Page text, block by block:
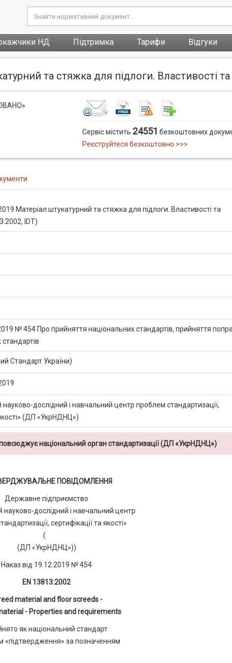
НД Підтримка Тарифи Відгуки
та стяжка для підлоги. Властивості
Сервіс містить 24551 безкоштовних
Реєструйтеся безкоштовно >>>
Матеріал штукатурний та стяжка для підлоги. Властивості та
IDT)
№ 454 Про прийняття національних стандартів, прийняття
Стандарт України)
дослідний і навчальний центр проблем стандартизації,
(ДП «УкрНДНЦ»)
національний орган стандартизації (ДП «УкрНДНЦ»)
ПОВІДОМЛЕННЯ
Державне підприємство
науково-дослідний і навчальний центр
сертифікації та якості»
(
(ДП «УкрНДНЦ»))
Наказ від 19.12.2019 № 454
EN 13813:2002
material and floor screeds -
- Properties and requirements
як національний стандарт
«підтвердження» за позначенням